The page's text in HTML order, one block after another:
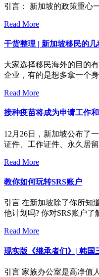
引言： 新加坡的政策重心
Read More
干货整理 | 新加坡移民的
大家选择移民海外的目的
企业，有的是想多拿一个
Read More
接种疫苗将成为申请工作
12月26日，新加坡公布了
证件、工作证件、永久居
Read More
教你如何玩转SRS账户
引言 在新加坡除了你所知
他计划吗? 你对SRS账户
Read More
现实版《继承者们》| 韩国
引言 家族办公室是高净值